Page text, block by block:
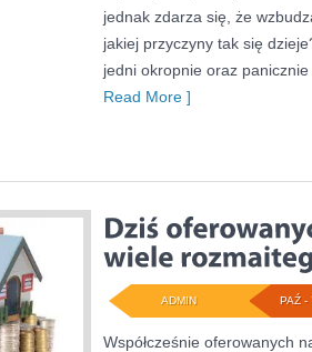
jednak zdarza się, że
jakiej przyczyny tak się
jedni okropnie oraz
Read More ]
PAŹ -
ADMIN
Współcześnie oferowanych